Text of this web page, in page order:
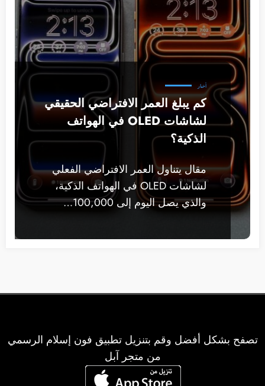
أخبار
كم يبلغ العمر الافتراضي الحقيقي
لشاشات OLED في الهواتف
الذكية؟
مقال يتناول العمر الافتراضي الفعلي
لشاشات OLED في الهواتف الذكية،
والذي يصل اليوم إلى 100,000…
تصفح بشكل أفضل وقم بتنزيل تطبيق فون إسلام الرسمي
من متجر آبل